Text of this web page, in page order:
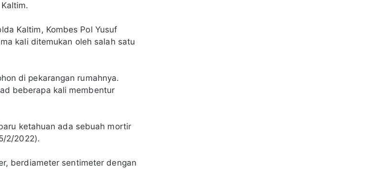
Kaltim, Kombes Pol Yusuf
kali ditemukan oleh salah satu
di pekarangan rumahnya.
beberapa kali membentur
ketahuan ada sebuah mortir
2/2022).
berdiameter sentimeter dengan